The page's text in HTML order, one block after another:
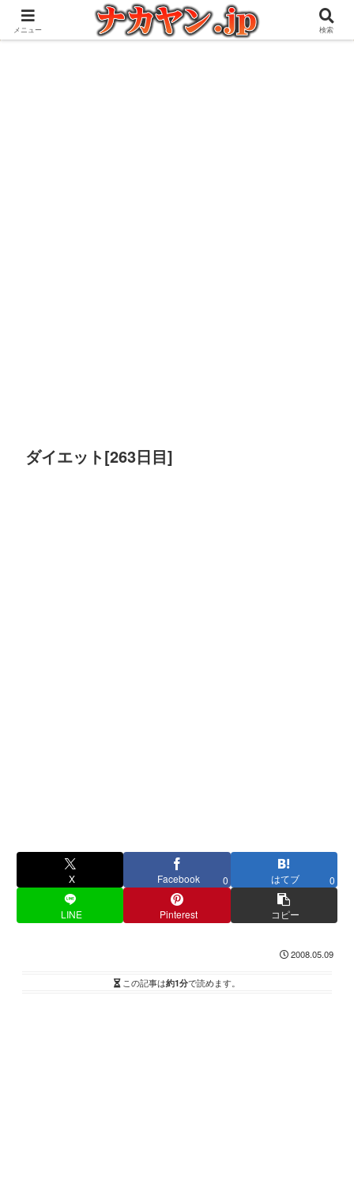
アウトドアとガジェット好きな管理人の愉快な日々を綴るブログ
ダイエット[263日目]
X Facebook 0 はてブ 0
LINE Pinterest コピー
2008.05.09
この記事は約1分で読めます。
メニュー 検索